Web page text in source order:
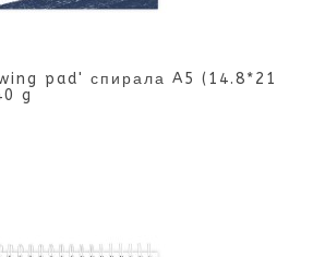
pad' спирала A5 (14.8*21
g